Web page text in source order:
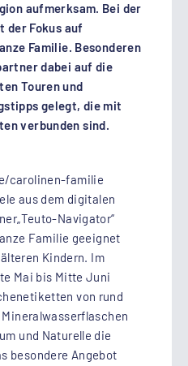
aufmerksam. Bei der
der Fokus auf
Familie. Besonderen
dabei auf die
Touren und
gelegt, die mit
verbunden sind.
carolinen-familie
aus dem digitalen
Navigator“
Familie geeignet
Kindern. Im
Mai bis Mitte Juni
von rund
und Naturelle die
besondere Angebot